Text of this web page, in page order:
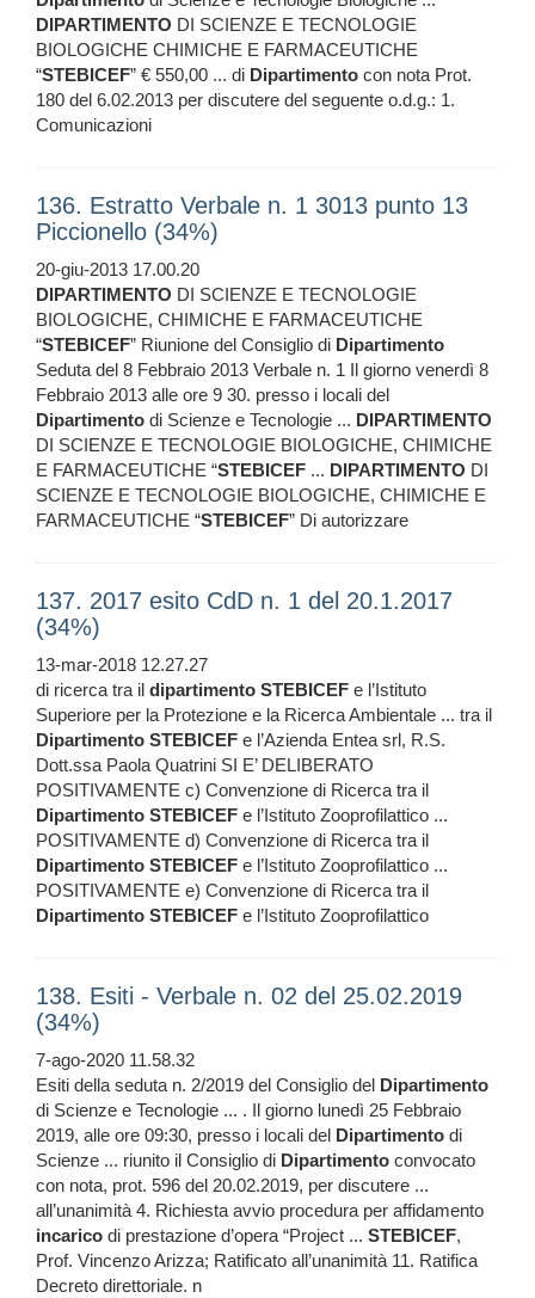
DIPARTIMENTO DI SCIENZE E TECNOLOGIE
BIOLOGICHE CHIMICHE E FARMACEUTICHE
“STEBICEF” € 550,00 ... di Dipartimento con nota Prot.
180 del 6.02.2013 per discutere del seguente o.d.g.: 1.
Comunicazioni
136. Estratto Verbale n. 1 3013 punto 13
Piccionello (34%)
20-giu-2013 17.00.20
DIPARTIMENTO DI SCIENZE E TECNOLOGIE
BIOLOGICHE, CHIMICHE E FARMACEUTICHE
“STEBICEF” Riunione del Consiglio di Dipartimento
Seduta del 8 Febbraio 2013 Verbale n. 1 Il giorno venerdì 8
Febbraio 2013 alle ore 9 30. presso i locali del
Dipartimento di Scienze e Tecnologie ... DIPARTIMENTO
DI SCIENZE E TECNOLOGIE BIOLOGICHE, CHIMICHE
E FARMACEUTICHE “STEBICEF ... DIPARTIMENTO DI
SCIENZE E TECNOLOGIE BIOLOGICHE, CHIMICHE E
FARMACEUTICHE “STEBICEF” Di autorizzare
137. 2017 esito CdD n. 1 del 20.1.2017
(34%)
13-mar-2018 12.27.27
di ricerca tra il dipartimento STEBICEF e l’Istituto
Superiore per la Protezione e la Ricerca Ambientale ... tra il
Dipartimento STEBICEF e l’Azienda Entea srl, R.S.
Dott.ssa Paola Quatrini SI E’ DELIBERATO
POSITIVAMENTE c) Convenzione di Ricerca tra il
Dipartimento STEBICEF e l’Istituto Zooprofilattico ...
POSITIVAMENTE d) Convenzione di Ricerca tra il
Dipartimento STEBICEF e l’Istituto Zooprofilattico ...
POSITIVAMENTE e) Convenzione di Ricerca tra il
Dipartimento STEBICEF e l’Istituto Zooprofilattico
138. Esiti - Verbale n. 02 del 25.02.2019
(34%)
7-ago-2020 11.58.32
Esiti della seduta n. 2/2019 del Consiglio del Dipartimento
di Scienze e Tecnologie ... . Il giorno lunedì 25 Febbraio
2019, alle ore 09:30, presso i locali del Dipartimento di
Scienze ... riunito il Consiglio di Dipartimento convocato
con nota, prot. 596 del 20.02.2019, per discutere ...
all’unanimità 4. Richiesta avvio procedura per affidamento
incarico di prestazione d’opera “Project ... STEBICEF,
Prof. Vincenzo Arizza; Ratificato all’unanimità 11. Ratifica
Decreto direttoriale. n